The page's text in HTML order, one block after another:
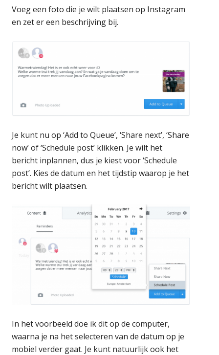
Voeg een foto die je wilt plaatsen op Instagram
en zet er een beschrijving bij.
Je kunt nu op ‘Add to Queue’, ‘Share next’, ‘Share
now’ of ‘Schedule post’ klikken. Je wilt het
bericht inplannen, dus je kiest voor ‘Schedule
post’. Kies de datum en het tijdstip waarop je het
bericht wilt plaatsen.
In het voorbeeld doe ik dit op de computer,
waarna je na het selecteren van de datum op je
mobiel verder gaat. Je kunt natuurlijk ook het